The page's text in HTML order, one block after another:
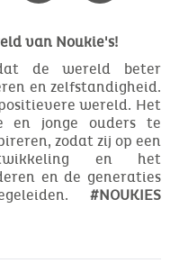
van Noukie's!
de wereld beter
en zelfstandigheid.
wereld. Het
en jonge ouders te
zodat zij op een
en het
en de generaties
#NOUKIES